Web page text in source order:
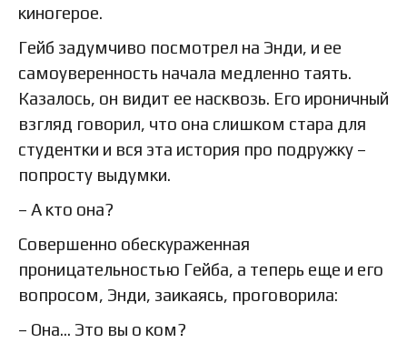
киногерое.
Гейб задумчиво посмотрел на Энди, и ее
самоуверенность начала медленно таять.
Казалось, он видит ее насквозь. Его ироничный
взгляд говорил, что она слишком стара для
студентки и вся эта история про подружку –
попросту выдумки.
– А кто она?
Совершенно обескураженная
проницательностью Гейба, а теперь еще и его
вопросом, Энди, заикаясь, проговорила:
– Она… Это вы о ком?